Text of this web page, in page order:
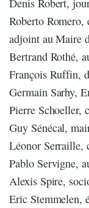
Roberto Romero,
adjoint au Maire
Bertrand Rothé,
François Ruffin,
Germain Sarhy,
Pierre Schoeller,
Guy Sénécal,
Léonor Serraille,
Pablo Servigne,
Alexis Spire,
Eric Stemmelen,